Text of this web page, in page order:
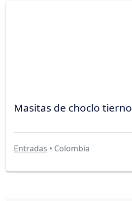
Masitas de choclo tierno
Entradas • Colombia